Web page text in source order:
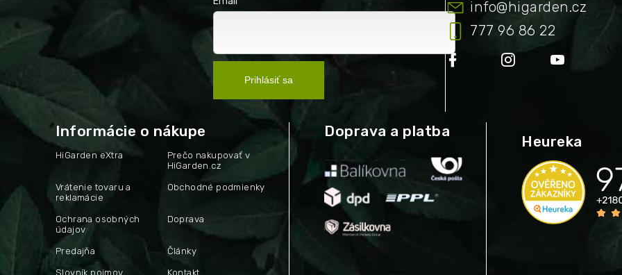
Prihlásiť sa
info@higarden.cz
777 96 86 22
Informácie o nákupe
HiGarden eXtra
Prečo nakupovať v
HiGarden.cz
Vrátenie tovaru a
reklamácie
Obchodné podmienky
Ochrana osobných
údajov
Doprava
Predajňa Články
Slovník pojmov Kontakt
Doprava a platba
Heureka